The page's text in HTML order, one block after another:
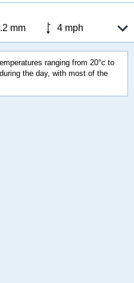
mm 4 mph
ranging from 20°c to
the day, with most of the